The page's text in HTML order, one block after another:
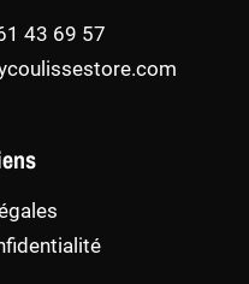
43 69 57